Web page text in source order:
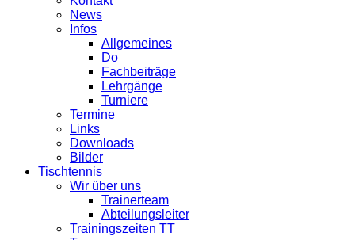
News
Infos
Allgemeines
Do
Fachbeiträge
Lehrgänge
Turniere
Termine
Links
Downloads
Bilder
Tischtennis
Wir über uns
Trainerteam
Abteilungsleiter
Trainingszeiten TT